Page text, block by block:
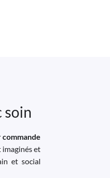
soin
imaginés et
et social